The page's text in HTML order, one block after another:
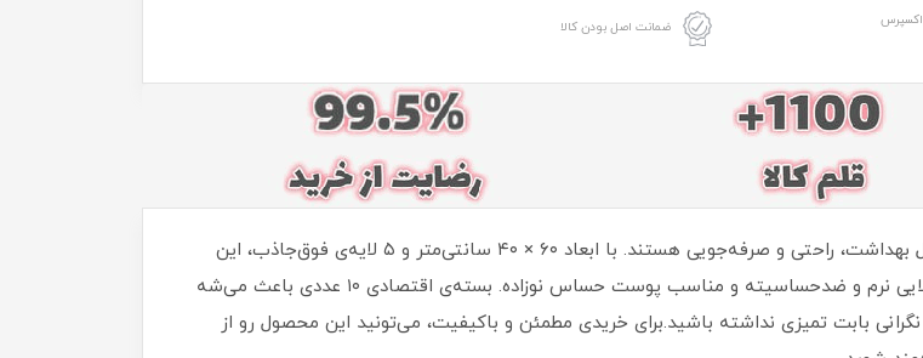
ضمانت اصل بودن کالا
زیرانداز تعویض ۱۰ عددی مای بیبی، انتخابی عالی برای والدینیه که دنبال بهداشت، راحتی و صرفه‌جویی هستند. با ابعاد ۶۰ × ۴۰ سانتی‌متر و ۵ لایه‌ی فوق‌جاذب، این
زیرانداز بهترین محافظت رو در برابر نشت مایعات ارائه می‌ده. لایه‌ی بالایی نرم و ضدحساسیته و مناسب پوست حساس نوزاده. بسته‌ی اقتصادی ۱۰ عددی باعث می‌شه
بابت تمیزی نداشته باشید.برای خریدی مطمئن و باکیفیت، می‌تونید این محصول رو از